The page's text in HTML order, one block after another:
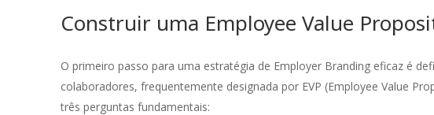
Construir uma Employee Value
O primeiro passo para uma estratégia de Employer Branding eficaz é
colaboradores, frequentemente designada por EVP (Employee Value
três perguntas fundamentais: